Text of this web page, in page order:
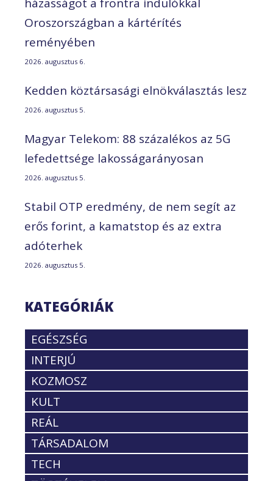
Oroszországban a kártérítés
reményében
2026. augusztus 6.
Kedden köztársasági elnökválasztás lesz
2026. augusztus 5.
Magyar Telekom: 88 százalékos az 5G
lefedettsége lakosságarányosan
2026. augusztus 5.
Stabil OTP eredmény, de nem segít az
erős forint, a kamatstop és az extra
adóterhek
2026. augusztus 5.
KATEGÓRIÁK
EGÉSZSÉG
INTERJÚ
KOZMOSZ
KULT
REÁL
TÁRSADALOM
TECH